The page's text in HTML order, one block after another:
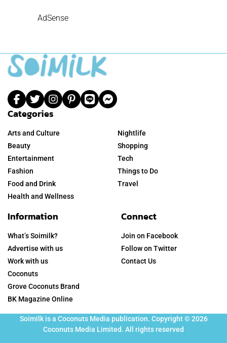
AdSense
Categories
Arts and Culture
Beauty
Entertainment
Fashion
Food and Drink
Health and Wellness
Nightlife
Shopping
Tech
Things to Do
Travel
Information
What’s Soimilk?
Advertise with us
Work with us
Coconuts
Grove Coconuts Brand
BK Magazine Online
Connect
Join on Facebook
Follow on Twitter
Contact Us
Soimilk is a Coconuts Media publication. Copyright © 2026
Coconuts Media Limited. All rights reserved